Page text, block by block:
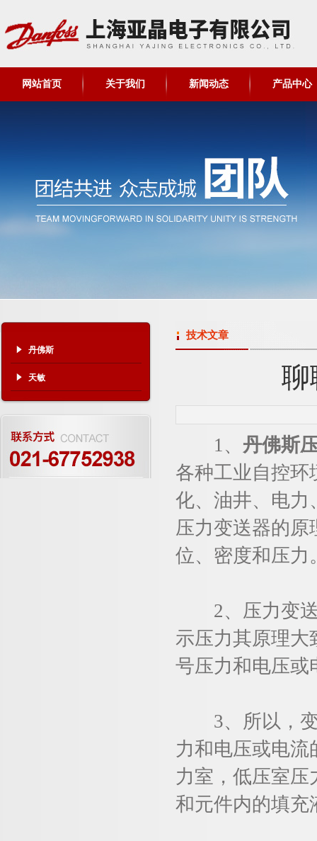
网站首页 关于我们 新闻动态 产品中心
丹佛斯
天敏
技术文章
聊
1、 丹佛斯
各种工业自控环
化、油井、电力
压力变送器的
位、密度和压力
2、压力变送
示压力其原理大
号压力和电压或
3、所以，变
力和电压或电
力室，低压室
和元件内的填充